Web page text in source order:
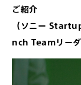
ご紹介
（ソニー
nch Teamリーダ